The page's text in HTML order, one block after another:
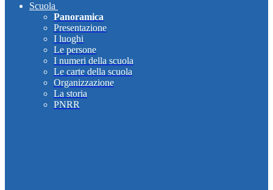
Scuola
Panoramica
Presentazione
I luoghi
Le persone
I numeri della scuola
Le carte della scuola
Organizzazione
La storia
PNRR